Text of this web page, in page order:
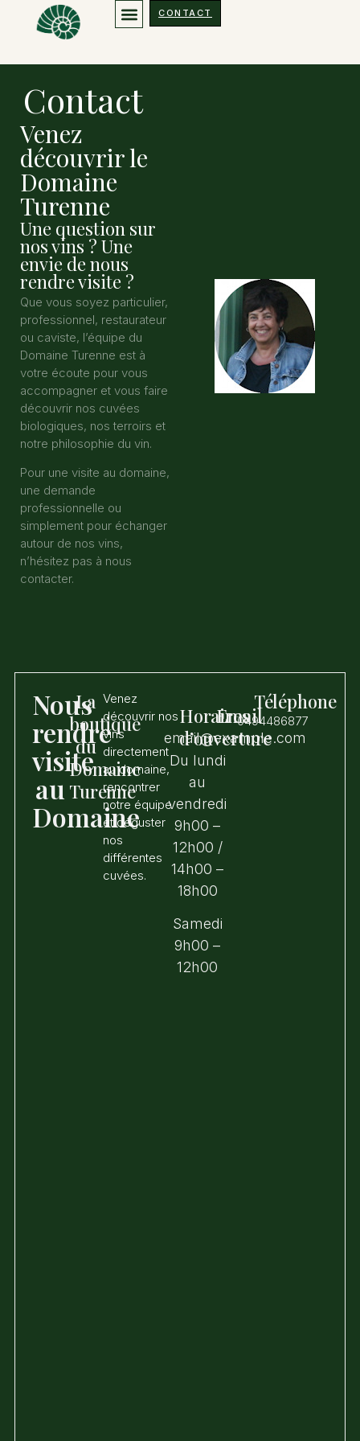
CONTACT
Plan/contact
Contact
Venez
découvrir le
Domaine
Turenne
Une question sur
nos vins ? Une
envie de nous
rendre visite ?
Que vous soyez particulier,
professionnel, restaurateur
ou caviste, l’équipe du
Domaine Turenne est à
votre écoute pour vous
accompagner et vous faire
découvrir nos cuvées
biologiques, nos terroirs et
notre philosophie du vin.
Pour une visite au domaine,
une demande
professionnelle ou
simplement pour échanger
autour de nos vins,
n’hésitez pas à nous
contacter.
Nous
rendre
visite
au
Domaine
La
boutique
du
Domaine
Turenne
Venez
découvrir nos
vins
directement
au domaine,
rencontrer
notre équipe
et déguster
nos
différentes
cuvées.
Horaires
d’ouverture
Du lundi
au
vendredi
9h00 –
12h00 /
14h00 –
18h00
Samedi
9h00 –
12h00
Email
email@example.com
Téléphone
0494486877